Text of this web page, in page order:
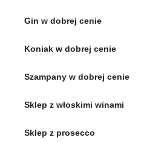
Gin w dobrej cenie
Koniak w dobrej cenie
Szampany w dobrej cenie
Sklep z włoskimi winami
Sklep z prosecco